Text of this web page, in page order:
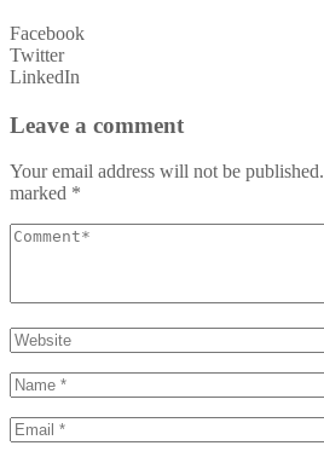
Facebook
Twitter
LinkedIn
Leave a comment
Your email address will not be published.
marked *